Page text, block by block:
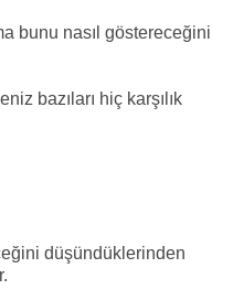
bunu nasıl göstereceğini
bazıları hiç karşılık
düşündüklerinden